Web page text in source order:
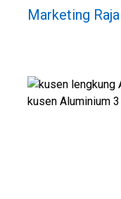
Marketing
kusen Aluminium